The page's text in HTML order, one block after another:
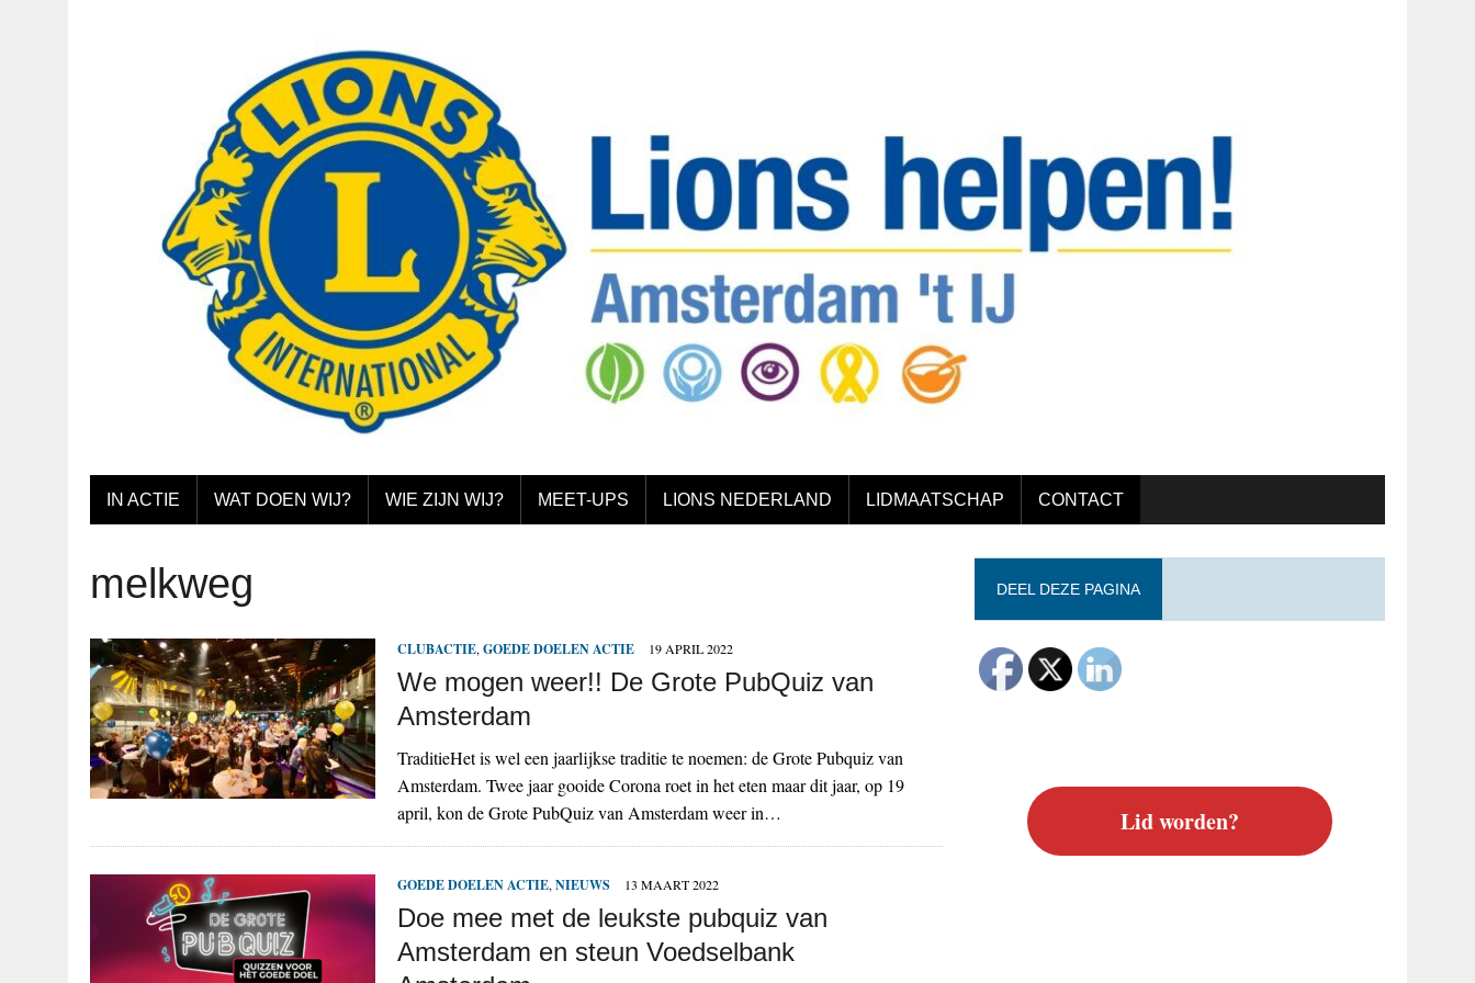
IN ACTIE WAT DOEN WIJ? WIE ZIJN WIJ? MEET-UPS LIONS NEDERLAND LIDMAATSCHAP CONTACT
melkweg
CLUBACTIE,GOEDE DOELEN ACTIE 19 APRIL 2022
We mogen weer!! De Grote PubQuiz van
Amsterdam
TraditieHet is wel een jaarlijkse traditie te noemen: de Grote Pubquiz van
Amsterdam. Twee jaar gooide Corona roet in het eten maar dit jaar, op 19
april, kon de Grote PubQuiz van Amsterdam weer in…
GOEDE DOELEN ACTIE,NIEUWS 13 MAART 2022
Doe mee met de leukste pubquiz van
Amsterdam en steun Voedselbank
DEEL DEZE PAGINA
Lid worden?